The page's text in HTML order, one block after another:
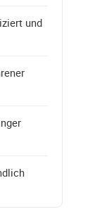
und